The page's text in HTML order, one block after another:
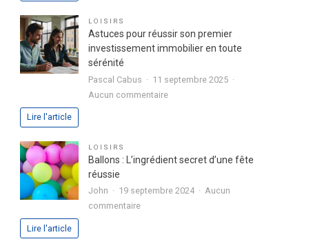
l’expérience
utilisateur
LOISIRS
Astuces pour réussir son premier
investissement immobilier en toute
sérénité
Pascal Cabus
11 septembre 2025
Aucun commentairesur
son
Lire l'article
LOISIRS
Ballons : L’ingrédient secret d’une fête
réussie
John 19 septembre 2024
Aucun
commentairesur
Lire l'article